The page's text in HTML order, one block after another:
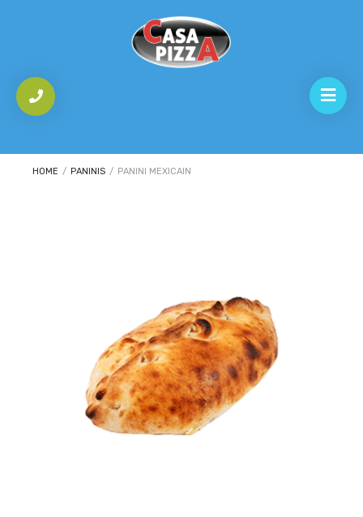
HOME / PANINIS / PANINI MEXICAIN